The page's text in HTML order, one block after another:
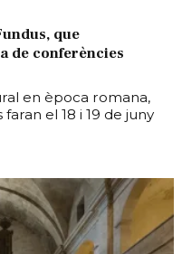
que
de conferències
en època romana,
el 18 i 19 de juny